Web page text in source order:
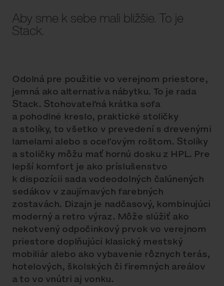
Aby sme k sebe mali bližšie. To je
Stack.
Odolná pre použitie vo verejnom priestore,
jemná ako alternatíva nábytku. To je rada
Stack. Stohovateľná krátka sofa
a pohodlné kreslo, praktické stoličky
a stolíky, to všetko v prevedení s drevenými
lamelami alebo s oceľovým roštom. Stolíky
a stoličky môžu mať hornú dosku z HPL. Pre
lepší komfort je ako príslušenstvo
k dispozícii sada vodeodolných čalúnených
sedákov v zaujímavých farebných
zostavách. Dizajn je nadčasový, kombinujúci
moderný a retro výraz. Môže slúžiť ako
nekotvený odpočinkový prvok vo verejnom
priestore doplňujúci klasický mestský
mobiliár alebo ako vybavenie rôznych terás,
hotelových, školských či firemných areálov
a to vo vnútri aj vonku.